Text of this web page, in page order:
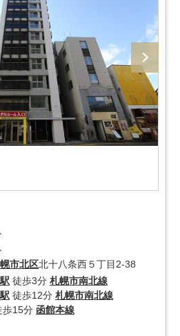
市北区北十八条西５丁目2-38
徒歩3分 札幌市南北線
徒歩12分 札幌市南北線
歩15分 函館本線